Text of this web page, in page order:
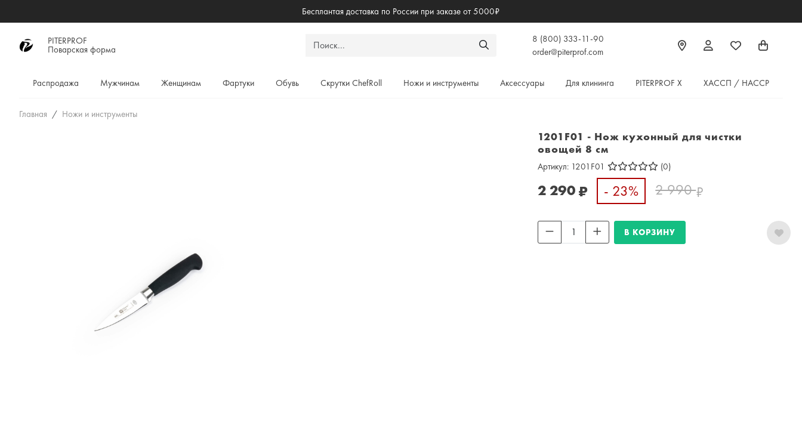
Бесплантая доставка по России при заказе от 5000₽
PITERPROF
Поварская форма
8 (800) 333-11-90
order@piterprof.com
Распродажа Мужчинам Женщинам Фартуки Обувь Скрутки ChefRoll Ножи и инструменты Аксессуары Для клининга PITERPROF X ХАССП / HACCP
Главная Ножи и инструменты
1201F01 - Нож кухонный для чистки
овощей 8 см
Артикул: 1201F01 (0)
2 290₽ - 23% 2 990₽
В КОРЗИНУ